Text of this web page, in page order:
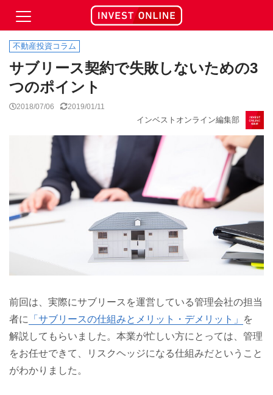
不動産投資コラム
サブリース契約で失敗しないための3
つのポイント
2018/07/06 2019/01/11
インベストオンライン編集部
前回は、実際にサブリースを運営している管理会社の担当
者に
「サブリースの仕組みとメリット・デメリット」
を
解説してもらいました。本業が忙しい方にとっては、管理
をお任せできて、リスクヘッジになる仕組みだということ
がわかりました。